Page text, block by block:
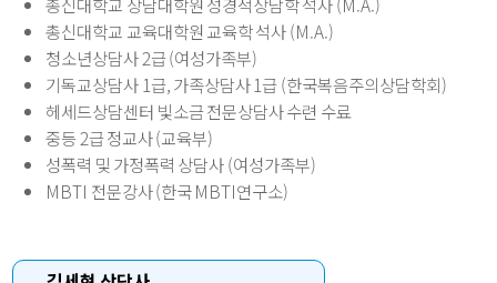
총신대학교 교육대학원 교육학 석사 (M.A.)
청소년상담사 2급 (여성가족부)
기독교상담사 1급, 가족상담사 1급 (한국복음주의상담학회)
헤세드상담센터 빛소금 전문상담사 수련 수료
중등 2급 정교사 (교육부)
성폭력 및 가정폭력 상담사 (여성가족부)
MBTI 전문강사 (한국 MBTI연구소)